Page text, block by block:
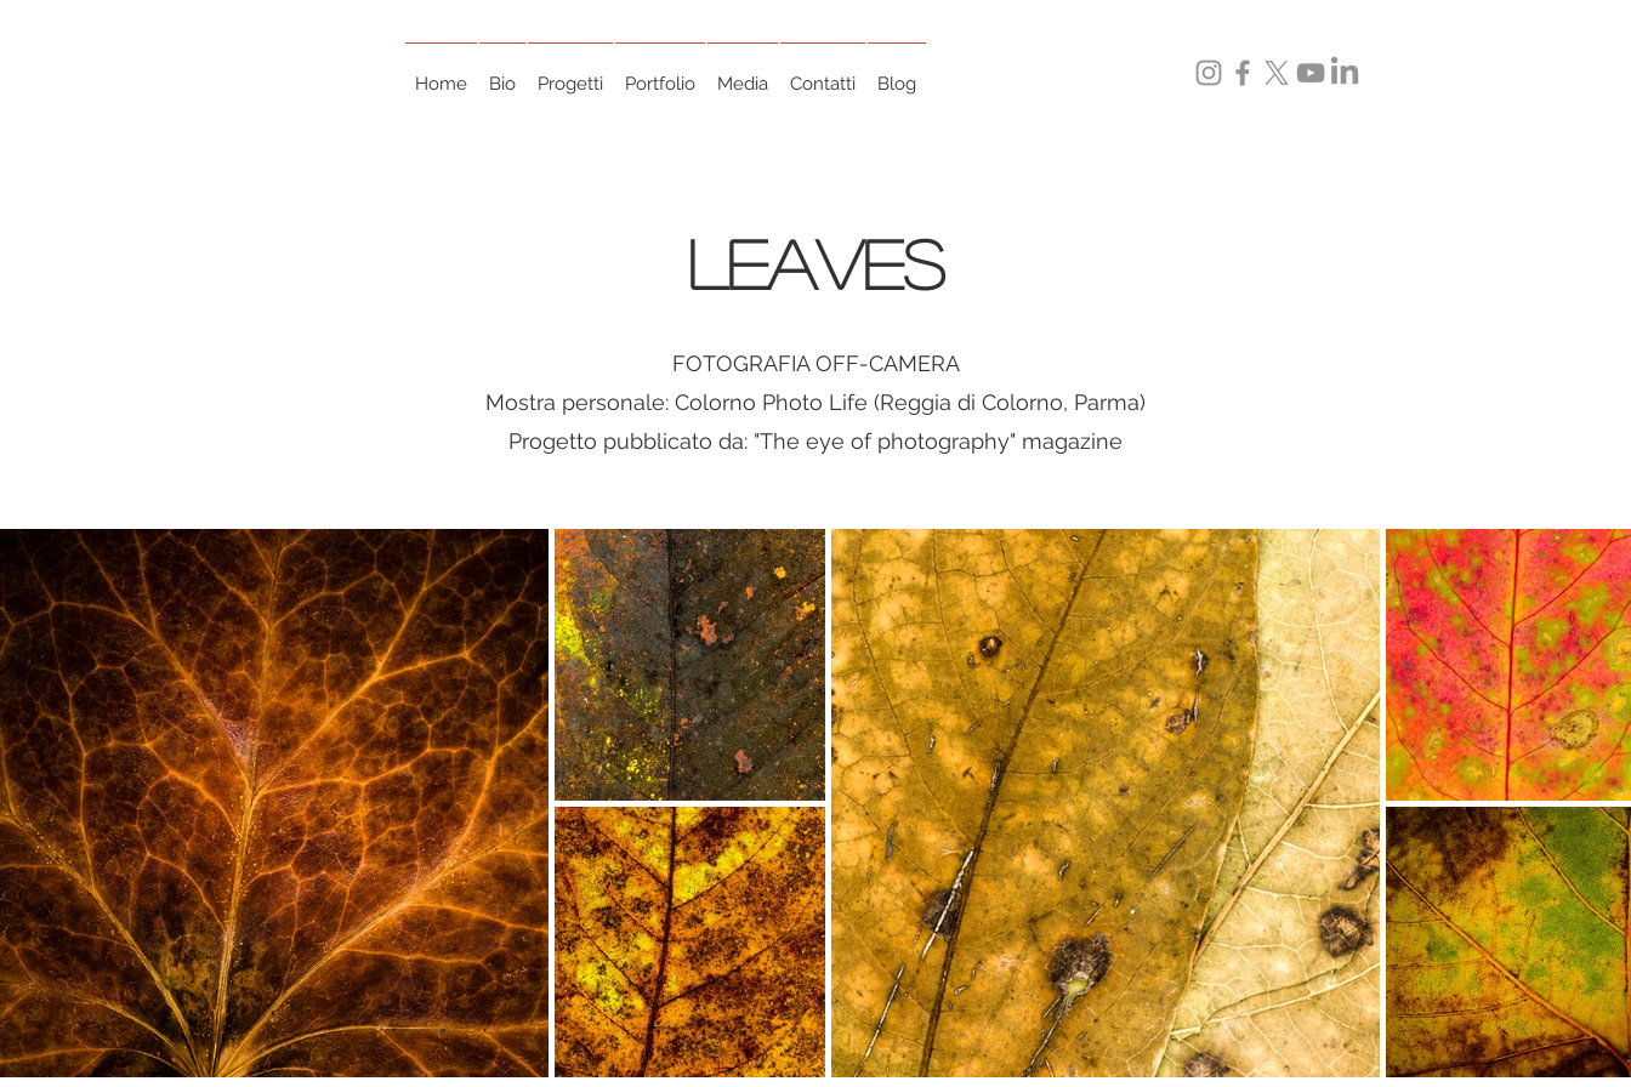
Home Bio Progetti Portfolio Media Contatti Blog
LEAVES
FOTOGRAFIA OFF-CAMERA
Mostra personale: Colorno Photo Life (Reggia di Colorno, Parma)
Progetto pubblicato da: "The eye of photography" magazine